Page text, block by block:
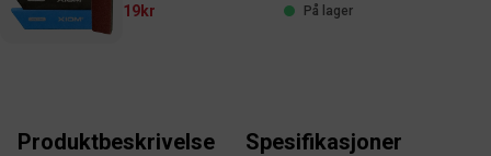
19kr På lager
Produktbeskrivelse Spesifikasjoner